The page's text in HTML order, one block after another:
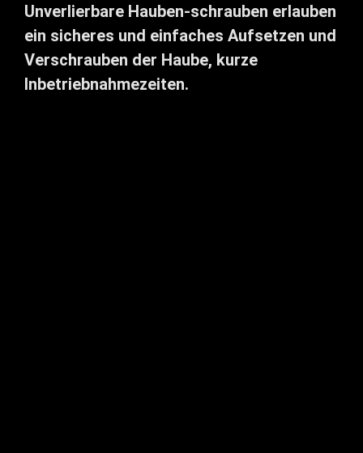
Unverlierbare Hauben-schrauben erlauben
ein sicheres und einfaches Aufsetzen und
Verschrauben der Haube, kurze
Inbetriebnahmezeiten.